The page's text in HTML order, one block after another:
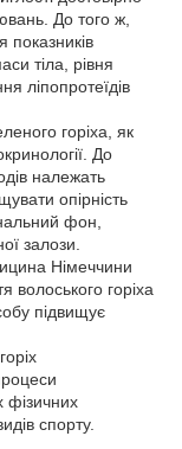
До того ж,
показників
тіла, рівня
ліпопротеїдів
горіха, як
До
належать
опірність
фон,
залози.
Німеччини
волоського горіха
підвищує
фізичних
спорту.